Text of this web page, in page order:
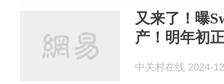
又来了！曝
产！明年初
中关村在线 2024-